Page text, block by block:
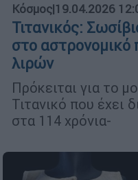
Κόσμος|19.04.2026
Τιτανικός:
στο
λιρών
Πρόκειται για το
Τιτανικό που έχει
στα 114 χρόνια-